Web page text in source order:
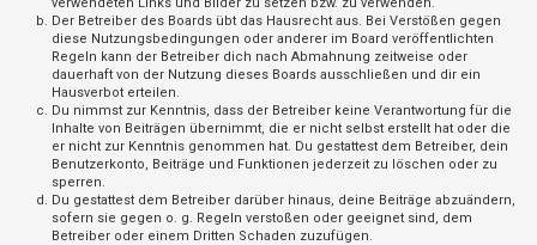
Der Betreiber des Boards übt das Hausrecht aus. Bei Verstößen gegen
diese Nutzungsbedingungen oder anderer im Board veröffentlichten
Regeln kann der Betreiber dich nach Abmahnung zeitweise oder
dauerhaft von der Nutzung dieses Boards ausschließen und dir ein
Hausverbot erteilen.
Du nimmst zur Kenntnis, dass der Betreiber keine Verantwortung für die
Inhalte von Beiträgen übernimmt, die er nicht selbst erstellt hat oder die
er nicht zur Kenntnis genommen hat. Du gestattest dem Betreiber, dein
Benutzerkonto, Beiträge und Funktionen jederzeit zu löschen oder zu
sperren.
Du gestattest dem Betreiber darüber hinaus, deine Beiträge abzuändern,
sofern sie gegen o. g. Regeln verstoßen oder geeignet sind, dem
Betreiber oder einem Dritten Schaden zuzufügen.